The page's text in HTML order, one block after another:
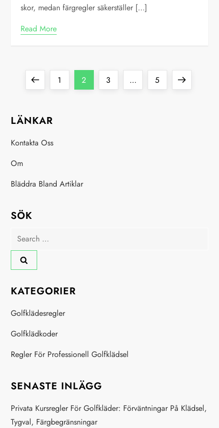
skor, medan färgregler säkerställer […]
Read More
s
t
s
a
g
i
n
a
t
i
o
n
PreviousPage
1 Page
2 Page
3 … Page
5
Next
LÄNKAR
Kontakta Oss
Om
Bläddra Bland Artiklar
SÖK
Search
for:
KATEGORIER
Golfklädesregler
Golfklädkoder
Regler För Professionell Golfklädsel
SENASTE INLÄGG
Privata Kursregler För Golfkläder: Förväntningar På Klädsel,
Tygval, Färgbegränsningar